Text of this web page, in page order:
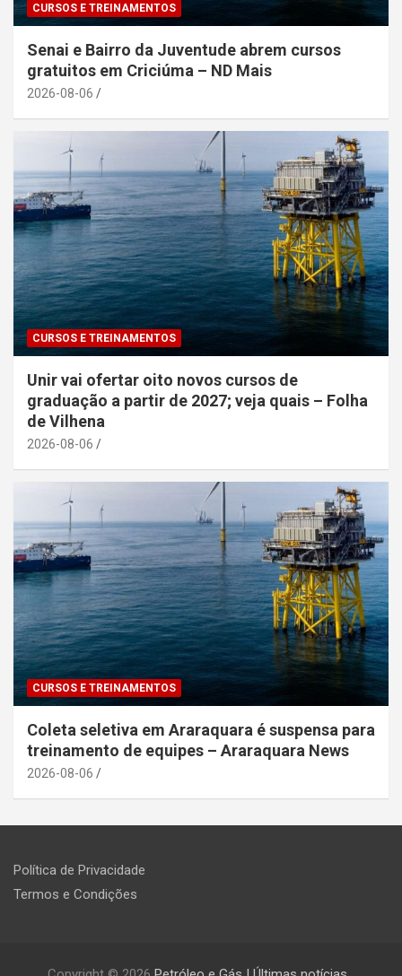
CURSOS E TREINAMENTOS
Senai e Bairro da Juventude abrem cursos
gratuitos em Criciúma – ND Mais
2026-08-06
CURSOS E TREINAMENTOS
Unir vai ofertar oito novos cursos de
graduação a partir de 2027; veja quais – Folha
de Vilhena
2026-08-06
CURSOS E TREINAMENTOS
Coleta seletiva em Araraquara é suspensa para
treinamento de equipes – Araraquara News
2026-08-06
Política de Privacidade
Termos e Condições